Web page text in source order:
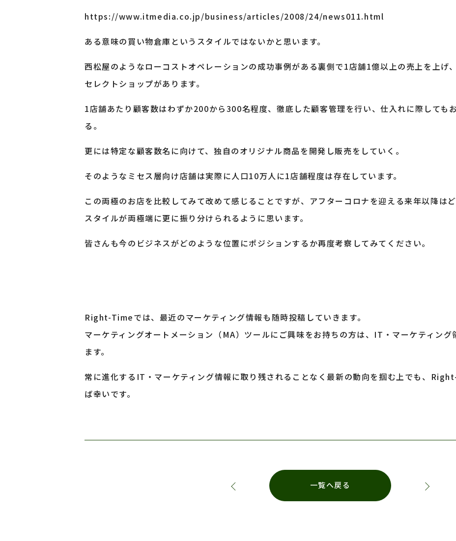
https://www.itmedia.co.jp/business/articles/2008/24/news011.html
ある意味の買い物倉庫というスタイルではないかと思います。
西松屋のようなローコストオペレーションの成功事例がある裏側で1店舗1億以上の売上を上げ
セレクトショップがあります。
1店舗あたり顧客数はわずか200から300名程度、徹底した顧客管理を行い、仕入れに際しても
る。
更には特定な顧客数名に向けて、独自のオリジナル商品を開発し販売をしていく。
そのようなミセス層向け店舗は実際に人口10万人に1店舗程度は存在しています。
この両極のお店を比較してみて改めて感じることですが、アフターコロナを迎える来年以降は
スタイルが両極端に更に振り分けられるように思います。
皆さんも今のビジネスがどのような位置にポジションするか再度考察してみてください。
Right-Timeでは、最近のマーケティング情報も随時投稿していきます。
マーケティングオートメーション（MA）ツールにご興味をお持ちの方は、IT・マーケティング
ます。
常に進化するIT・マーケティング情報に取り残されることなく最新の動向を掴む上でも、
ば幸いです。
一覧へ戻る